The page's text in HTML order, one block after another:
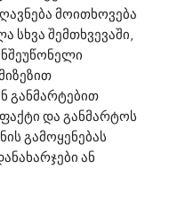
მოითხოვება
სხვა შემთხვევაში,
განმარტებით
და განმარტოს
გამოყენებას
ან